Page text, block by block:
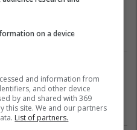
të kontraktuara në
i patundshmërive këtë
Estate
on a device
and information from
and other device
by and shared with 369
this site. We and our partners
List of partners.